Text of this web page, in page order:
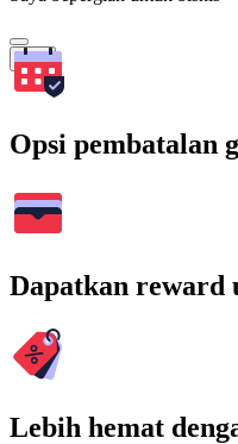
Cari
Opsi pembatalan
Dapatkan reward
Lebih hemat